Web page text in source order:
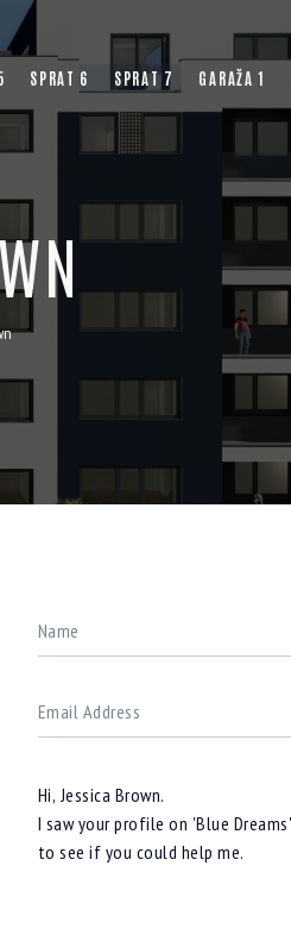
SPRAT 6 SPRAT 7 GARAŽA 1